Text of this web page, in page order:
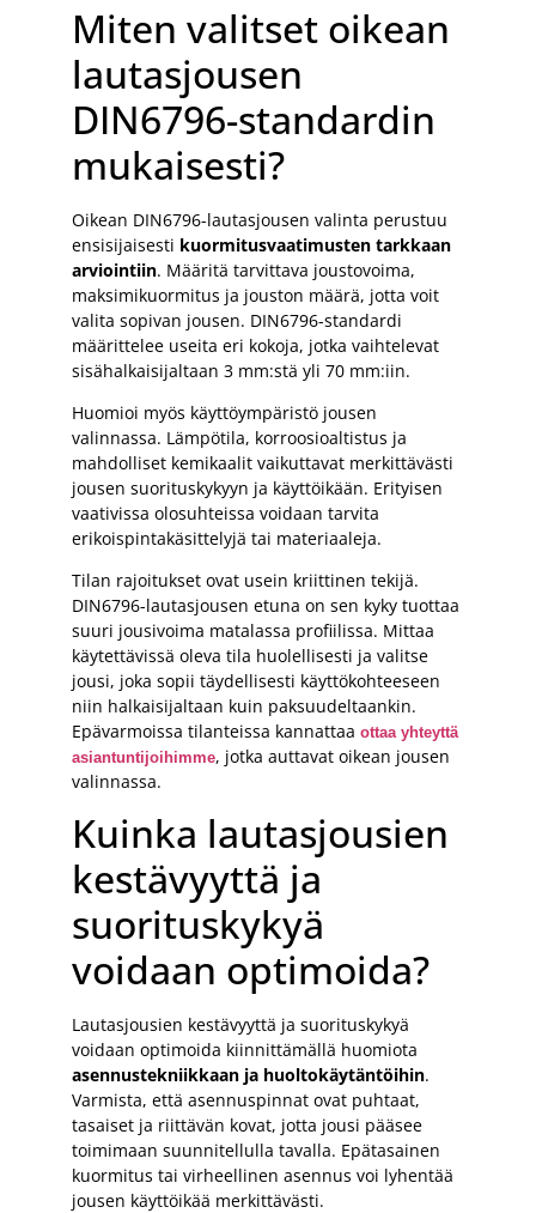
Miten valitset oikean
lautasjousen
DIN6796-standardin
mukaisesti?
Oikean DIN6796-lautasjousen valinta perustuu
ensisijaisesti kuormitusvaatimusten tarkkaan
arviointiin. Määritä tarvittava joustovoima,
maksimikuormitus ja jouston määrä, jotta voit
valita sopivan jousen. DIN6796-standardi
määrittelee useita eri kokoja, jotka vaihtelevat
sisähalkaisijaltaan 3 mm:stä yli 70 mm:iin.
Huomioi myös käyttöympäristö jousen
valinnassa. Lämpötila, korroosioaltistus ja
mahdolliset kemikaalit vaikuttavat merkittävästi
jousen suorituskykyyn ja käyttöikään. Erityisen
vaativissa olosuhteissa voidaan tarvita
erikoispintakäsittelyjä tai materiaaleja.
Tilan rajoitukset ovat usein kriittinen tekijä.
DIN6796-lautasjousen etuna on sen kyky tuottaa
suuri jousivoima matalassa profiilissa. Mittaa
käytettävissä oleva tila huolellisesti ja valitse
jousi, joka sopii täydellisesti käyttökohteeseen
niin halkaisijaltaan kuin paksuudeltaankin.
Epävarmoissa tilanteissa kannattaa ottaa yhteyttä
asiantuntijoihimme, jotka auttavat oikean jousen
valinnassa.
Kuinka lautasjousien
kestävyyttä ja
suorituskykyä
voidaan optimoida?
Lautasjousien kestävyyttä ja suorituskykyä
voidaan optimoida kiinnittämällä huomiota
asennustekniikkaan ja huoltokäytäntöihin.
Varmista, että asennuspinnat ovat puhtaat,
tasaiset ja riittävän kovat, jotta jousi pääsee
toimimaan suunnitellulla tavalla. Epätasainen
kuormitus tai virheellinen asennus voi lyhentää
jousen käyttöikää merkittävästi.